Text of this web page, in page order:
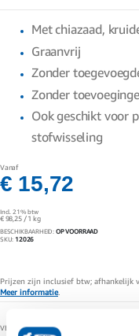
gallerij
Met chiazaad,
Graanvrij
Zonder
Zonder
Ook geschikt voor
stofwisseling
Vanaf
€ 15,72
Incl. 21% btw
€ 98,25/ 1 kg
BESCHIKBAARHEID: OP VOORRAAD
SKU 12026
Prijzen zijn inclusief btw; afhankelijk
Meer informatie.
VERPAKKINGSMAAT/GEWICHT